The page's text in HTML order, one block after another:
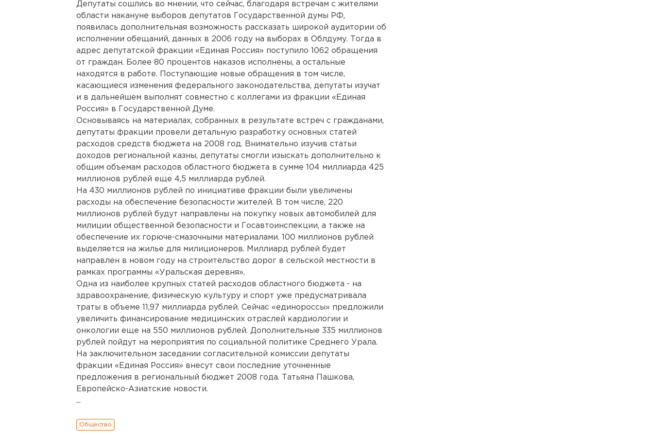
Депутаты сошлись во мнении, что сейчас, благодаря встречам с жителями
области накануне выборов депутатов Государственной думы РФ,
появилась дополнительная возможность рассказать широкой аудитории об
исполнении обещаний, данных в 2006 году на выборах в Облдуму. Тогда в
адрес депутатской фракции «Единая Россия» поступило 1062 обращения
от граждан. Более 80 процентов наказов исполнены, а остальные
находятся в работе. Поступающие новые обращения в том числе,
касающиеся изменения федерального законодательства, депутаты изучат
и в дальнейшем выполнят совместно с коллегами из фракции «Единая
Россия» в Государственной Думе.
Основываясь на материалах, собранных в результате встреч с гражданами,
депутаты фракции провели детальную разработку основных статей
расходов средств бюджета на 2008 год. Внимательно изучив статьи
доходов региональной казны, депутаты смогли изыскать дополнительно к
общим объемам расходов областного бюджета в сумме 104 миллиарда 425
миллионов рублей еще 4,5 миллиарда рублей.
На 430 миллионов рублей по инициативе фракции были увеличены
расходы на обеспечение безопасности жителей. В том числе, 220
миллионов рублей будут направлены на покупку новых автомобилей для
милиции общественной безопасности и Госавтоинспекции, а также на
обеспечение их горюче-смазочными материалами. 100 миллионов рублей
выделяется на жилье для милиционеров. Миллиард рублей будет
направлен в новом году на строительство дорог в сельской местности в
рамках программы «Уральская деревня».
Одна из наиболее крупных статей расходов областного бюджета - на
здравоохранение, физическую культуру и спорт уже предусматривала
траты в объеме 11,97 миллиарда рублей. Сейчас «единороссы» предложили
увеличить финансирование медицинских отраслей кардиологии и
онкологии еще на 550 миллионов рублей. Дополнительные 335 миллионов
рублей пойдут на мероприятия по социальной политике Среднего Урала.
На заключительном заседании согласительной комиссии депутаты
фракции «Единая Россия» внесут свои последние уточненные
предложения в региональный бюджет 2008 года. Татьяна Пашкова,
Европейско-Азиатские новости.
...
Общество